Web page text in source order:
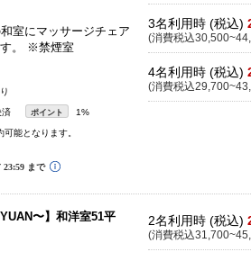
室にマッサージチェア
す。 ※禁煙室
済 ポイント 1%
能となります。
3名利用時 (税込)
(消費税込
4名利用時 (税込)
(消費税込
〜】和洋室51平
2名利用時 (税込)
(消費税込